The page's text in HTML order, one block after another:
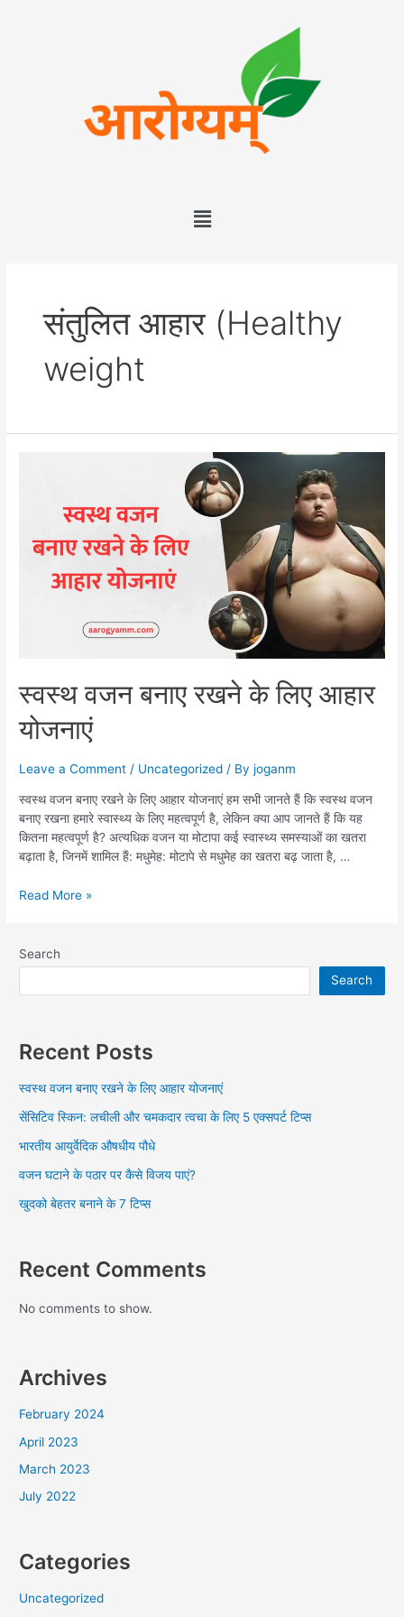
संतुलित आहार (Healthy
weight
स्वस्थ वजन बनाए रखने के लिए आहार
योजनाएं
Leave a Comment / Uncategorized / Byjoganm
स्वस्थ वजन बनाए रखने के लिए आहार योजनाएं हम सभी जानते हैं कि स्वस्थ वजन
बनाए रखना हमारे स्वास्थ्य के लिए महत्वपूर्ण है, लेकिन क्या आप जानते हैं कि यह
कितना महत्वपूर्ण है? अत्यधिक वजन या मोटापा कई स्वास्थ्य समस्याओं का खतरा
बढ़ाता है, जिनमें शामिल हैं: मधुमेह: मोटापे से मधुमेह का खतरा बढ़ जाता है, …
Read More »
Search
Search
Recent Posts
स्वस्थ वजन बनाए रखने के लिए आहार योजनाएं
सेंसिटिव स्किन: लचीली और चमकदार त्वचा के लिए 5 एक्सपर्ट टिप्स
भारतीय आयुर्वेदिक औषधीय पौधे
वजन घटाने के पठार पर कैसे विजय पाएं?
खुदको बेहतर बनाने के 7 टिप्स
Recent Comments
No comments to show.
Archives
February 2024
April 2023
March 2023
July 2022
Categories
Uncategorized